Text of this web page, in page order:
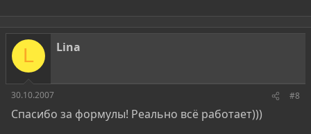
L Lina
30.10.2007 #8
Спасибо за формулы! Реально всё работает)))